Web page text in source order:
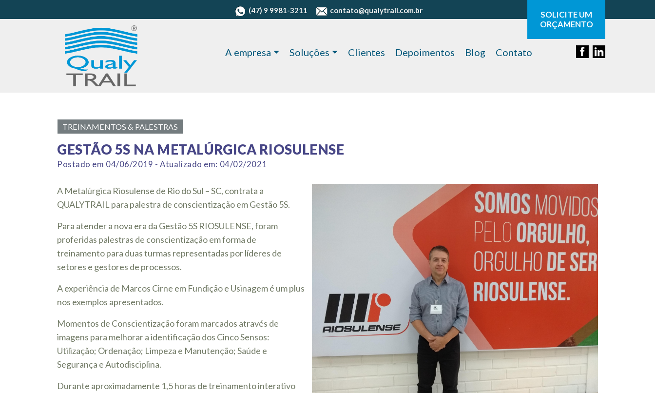
(47) 9 9981-3211 contato@qualytrail.com.br
SOLICITE UM
ORÇAMENTO
A empresa Soluções Clientes Depoimentos Blog Contato
TREINAMENTOS & PALESTRAS
GESTÃO 5S NA METALÚRGICA RIOSULENSE
Postado em 04/06/2019 - Atualizado em: 04/02/2021
A Metalúrgica Riosulense de Rio do Sul – SC, contrata a
QUALYTRAIL para palestra de conscientização em Gestão 5S.
Para atender a nova era da Gestão 5S RIOSULENSE, foram
proferidas palestras de conscientização em forma de
treinamento para duas turmas representadas por líderes de
setores e gestores de processos.
A experiência de Marcos Cirne em Fundição e Usinagem é um plus
nos exemplos apresentados.
Momentos de Conscientização foram marcados através de
imagens para melhorar a identificação dos Cinco Sensos:
Utilização; Ordenação; Limpeza e Manutenção; Saúde e
Segurança e Autodisciplina.
Durante aproximadamente 1,5 horas de treinamento interativo